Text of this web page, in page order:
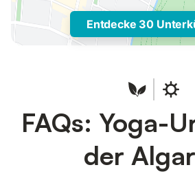
Entdecke 30
FAQs: Yoga-
der